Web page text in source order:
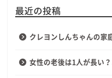
最近の投稿
クレヨンしんちゃんの家
女性の老後は1人が長い